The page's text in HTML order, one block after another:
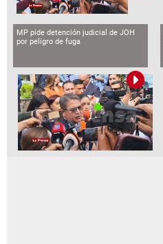
MP pide detención judicial de JOH
por peligro de fuga